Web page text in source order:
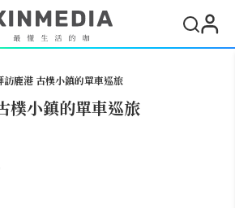
訪鹿港 古樸小鎮的單車巡旅
樸小鎮的單車巡旅